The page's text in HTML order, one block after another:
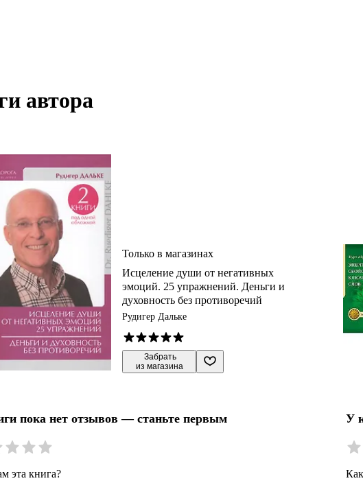
автора
Только в магазинах
Исцеление души от негативных
эмоций. 25 упражнений. Деньги и
духовность без противоречий
Рудигер Дальке
Забрать
из магазина
пока нет отзывов — станьте первым
эта книга?
У